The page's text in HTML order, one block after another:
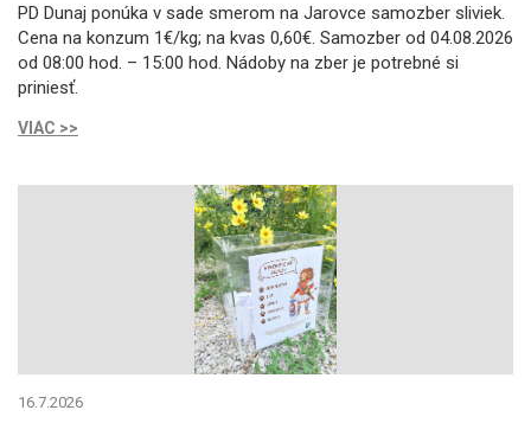
PD Dunaj ponúka v sade smerom na Jarovce samozber sliviek.
Cena na konzum 1€/kg; na kvas 0,60€. Samozber od 04.08.2026
od 08:00 hod. – 15:00 hod. Nádoby na zber je potrebné si
priniesť.
VIAC >>
16.7.2026